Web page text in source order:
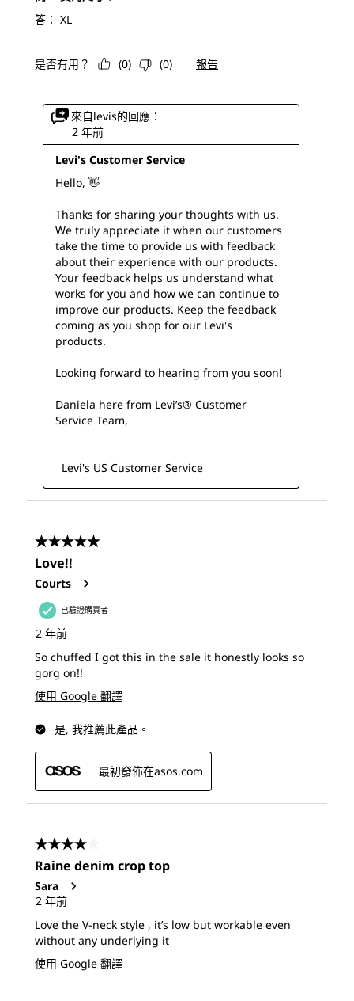
答： XL
是否有用？ (0) (0) 報告
來自levis的回應：
2 年前
Levi's Customer Service
Hello, 👋
Thanks for sharing your thoughts with us.
We truly appreciate it when our customers
take the time to provide us with feedback
about their experience with our products.
Your feedback helps us understand what
works for you and how we can continue to
improve our products. Keep the feedback
coming as you shop for our Levi's
products.
Looking forward to hearing from you soon!
Daniela here from Levi’s® Customer
Service Team,
  Levi's US Customer Service
5星，共5星。
Love!!
Courts
已驗證購買者
2 年前
So chuffed I got this in the sale it honestly looks so
gorg on!!
使用 Google 翻譯
是, 我推薦此產品。
最初發佈在asos.com
4星，共5星。
Raine denim crop top
Sara
2 年前
Love the V-neck style , it’s low but workable even
without any underlying it
使用 Google 翻譯